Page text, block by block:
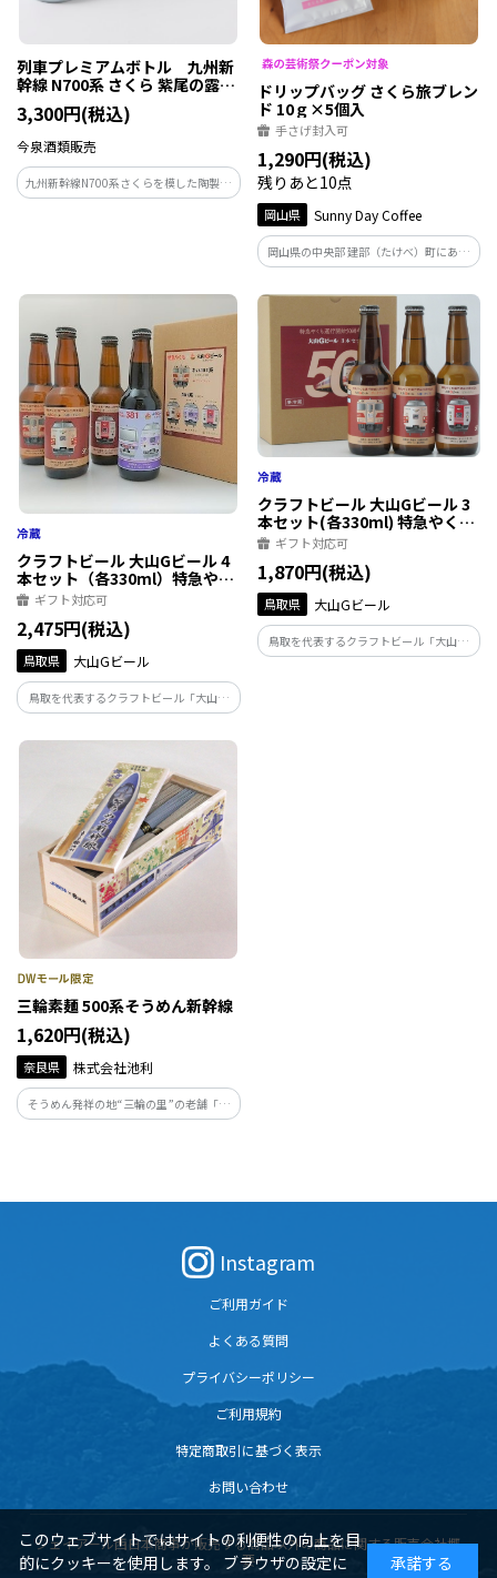
列車プレミアムボトル 九州新
幹線 N700系 さくら 紫尾の露
360ml
3,300円(税込)
今泉酒類販売
九州新幹線N700系さくらを模した陶製の
ボトルに、芋焼酎「甕仕込み紫尾の露」
ドリップバッグ さくら旅ブレン
ド 10ｇ×5個入
手さげ封入可
1,290円(税込)
残りあと10点
岡山県 Sunny Day Coffee
岡山県の中央部 建部（たけべ）町にある
自家焙煎珈琲店Sunny Day Coffeeが観光列
車SAKU美SAKU楽（さくびさくら）をイ
メージしたドリップバッグコーヒーです。
まろやかなコクと香りが広がるブレンド
です。
クラフトビール 大山Gビール 4
本セット（各330ml）特急やく
もオリジナルラベル
ギフト対応可
2,475円(税込)
鳥取県 大山Gビール
鳥取を代表するクラフトビール「大山Ｇ
ビール」とＪＲ西日本とのコラボ商品！
「特急やくも」運行開始50周年を記念し
くも」ラベルビールを加えた4種のセット
です。
クラフトビール 大山Gビール 3
本セット(各330ml) 特急やくも
オリジナルラベル
ギフト対応可
1,870円(税込)
鳥取県 大山Gビール
鳥取を代表するクラフトビール「大山Ｇ
ビール」とＪＲ西日本とのコラボ商
三輪素麺 500系そうめん新幹線
1,620円(税込)
奈良県 株式会社池利
そうめん発祥の地“三輪の里”の老舗「池
利」が手掛ける５００系新幹線をイメー
Instagram
ご利用ガイド
よくある質問
プライバシーポリシー
ご利用規約
特定商取引に基づく表示
お問い合わせ
ジェイアール西日本商事が販売する商品以外の商品に関する販売会社概
要
このウェブサイトではサイトの利便性の向上を目
的にクッキーを使用します。 ブラウザの設定に
承諾する